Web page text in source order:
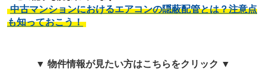
中古マンションにおけるエアコンの隠蔽配管とは？注意点
も知っておこう！
▼ 物件情報が見たい方はこちらをクリック ▼